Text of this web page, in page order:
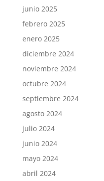
junio 2025
febrero 2025
enero 2025
diciembre 2024
noviembre 2024
octubre 2024
septiembre 2024
agosto 2024
julio 2024
junio 2024
mayo 2024
abril 2024